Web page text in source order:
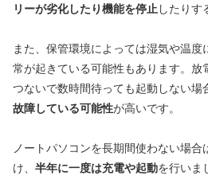
リーが劣化したり機能を停止 したりす
また、保管環境によっては湿気や温
常が起きている可能性もあります。放
つないで数時間待っても起動しない場
故障している可能性が高いです。
ノートパソコンを長期間使わない場合
け、 半年に一度は充電や起動を行いま